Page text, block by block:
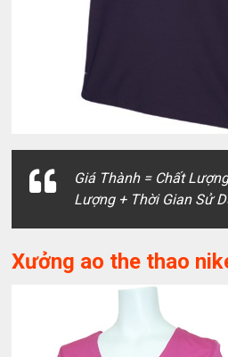
Giá Thành = Chất
Lượng + Thời Gian Sử
Xưởng ao the thao